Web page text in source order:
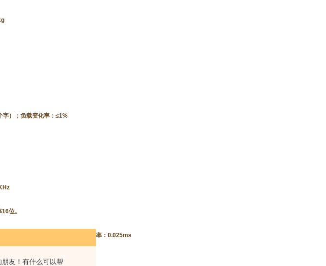
友！有什么可以帮
字）；负载变化率：≤1%
位。
度：±（0.1%读数+2个字）；分辨率：0.025ms
；分辨率：0.1mm